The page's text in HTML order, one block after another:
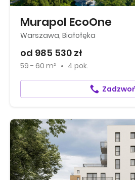
Murapol EcoOne
Warszawa, Białołęka
od 985 530 zł
59 - 60 m² 4 pok.